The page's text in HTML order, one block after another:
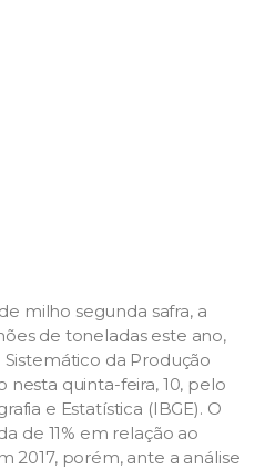
milho segunda safra, a
de toneladas este ano,
da Produção
nesta quinta-feira, 10, pelo
e Estatística (IBGE). O
de 11% em relação ao
2017, porém, ante a análise